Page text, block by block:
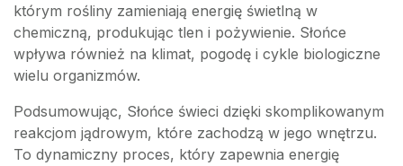
którym rośliny zamieniają energię świetlną w
chemiczną, produkując tlen i pożywienie. Słońce
wpływa również na klimat, pogodę i cykle biologiczne
wielu organizmów.
Podsumowując, Słońce świeci dzięki skomplikowanym
reakcjom jądrowym, które zachodzą w jego wnętrzu.
To dynamiczny proces, który zapewnia energię